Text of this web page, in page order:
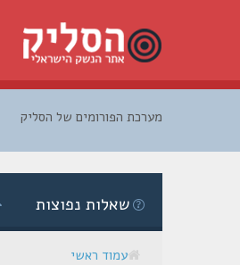
מערכת הפורומים של הסליק
שאלות נפוצות
עמוד ראשי